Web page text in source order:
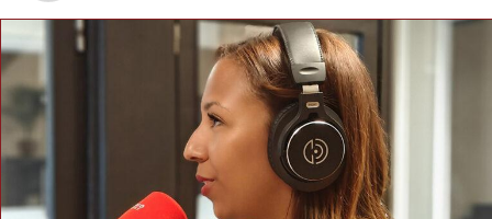
TAGS C'EST QUOI CETTE ÉMISSION ? PODCAST
Louise te répond: le don de sang, ça se passe comment
NE MANQUEZ PAS
MN10, originaire de Geer, perce dans la musique après
un buzz sur internet